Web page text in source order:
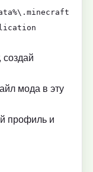
создай
мода в эту
профиль и